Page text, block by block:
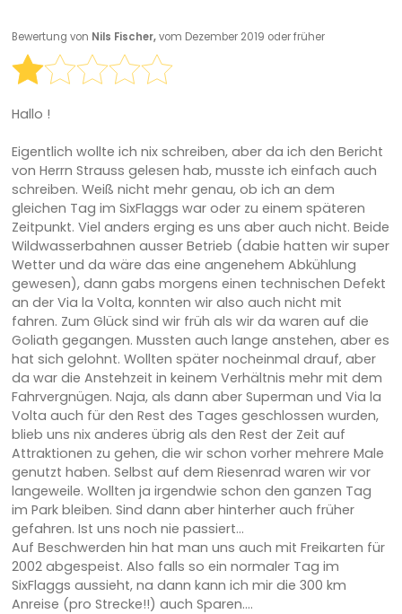
Bewertung von Nils Fischer,vom Dezember 2019 oder früher
Hallo !
Eigentlich wollte ich nix schreiben, aber da ich den Bericht
von Herrn Strauss gelesen hab, musste ich einfach auch
schreiben. Weiß nicht mehr genau, ob ich an dem
gleichen Tag im SixFlaggs war oder zu einem späteren
Zeitpunkt. Viel anders erging es uns aber auch nicht. Beide
Wildwasserbahnen ausser Betrieb (dabie hatten wir super
Wetter und da wäre das eine angenehem Abkühlung
gewesen), dann gabs morgens einen technischen Defekt
an der Via la Volta, konnten wir also auch nicht mit
fahren. Zum Glück sind wir früh als wir da waren auf die
Goliath gegangen. Mussten auch lange anstehen, aber es
hat sich gelohnt. Wollten später nocheinmal drauf, aber
da war die Anstehzeit in keinem Verhältnis mehr mit dem
Fahrvergnügen. Naja, als dann aber Superman und Via la
Volta auch für den Rest des Tages geschlossen wurden,
blieb uns nix anderes übrig als den Rest der Zeit auf
Attraktionen zu gehen, die wir schon vorher mehrere Male
genutzt haben. Selbst auf dem Riesenrad waren wir vor
langeweile. Wollten ja irgendwie schon den ganzen Tag
im Park bleiben. Sind dann aber hinterher auch früher
gefahren. Ist uns noch nie passiert...
Auf Beschwerden hin hat man uns auch mit Freikarten für
2002 abgespeist. Also falls so ein normaler Tag im
SixFlaggs aussieht, na dann kann ich mir die 300 km
Anreise (pro Strecke!!) auch Sparen....